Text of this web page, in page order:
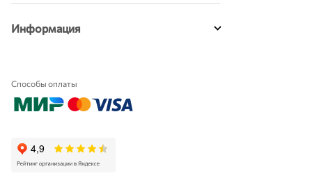
Информация
Способы оплаты